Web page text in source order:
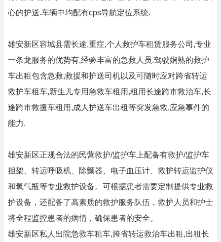
心的护送.车辆中均配有cps导航定位系统.
雄安新区容城县需长途,重症,个人救护车租赁服务公司,专业
一条龙服务的优势有,经验丰富的急救人员.驾驶娴熟的救护
车出租包含急救,救援和护送司机以及可随时应对跨省转运
救护车租车,新生儿专用急救车租用,租用长途跨市救治车,长
途跨市救援车租用,成人护送车出租等突发急救,应急事件的
能力.
雄安新区正规合法的民营救护/监护车上配备有救护/监护车
担架、转运呼吸机、除颤器、电子血压计、救护转运监护仪
和氧气瓶等专业救护设备。可根据患者需要定制提供专业救
护设备，还配备了高素质的救护服务队伍，救护人员和护士
将全程监控患者的病情，确保患者的安全。
雄安新区私人出院急救车租车,跨省转运救治车出租,出租长